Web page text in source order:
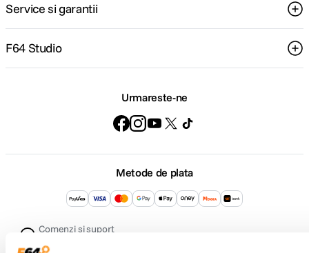
Service si garantii
F64 Studio
Urmareste-ne
Metode de plata
Comenzi si suport
+40 21 270 0050